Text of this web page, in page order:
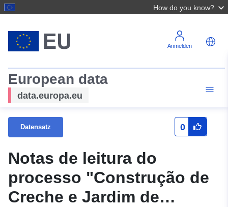
How do you know?
Anmelden
European data
data.europa.eu
Datensatz 0
Notas de leitura do
processo "Construção de
Creche e Jardim de